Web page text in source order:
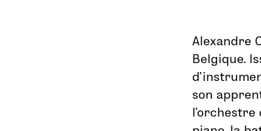
Alexandre
Belgique.
son